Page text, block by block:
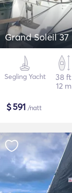
Grand Soleil 37
Segling Yacht
38 ft
12 m
$591 /natt